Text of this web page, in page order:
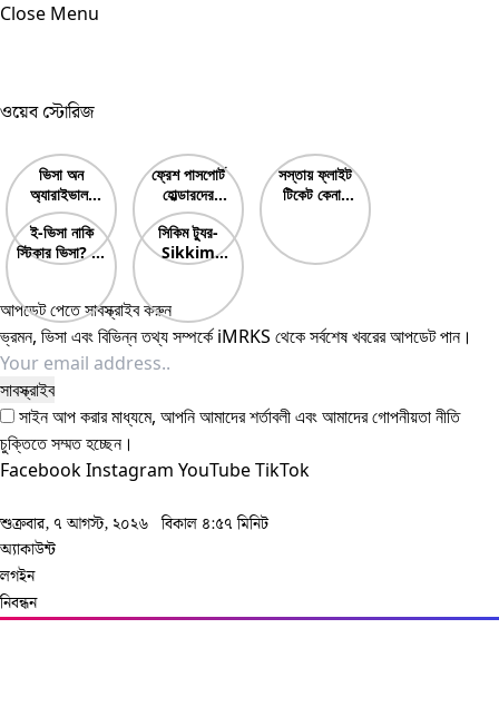
Close Menu
ওয়েব স্টোরিজ
ভিসা অন
অ্যারাইভাল-
Visa On
Arrival
ফ্রেশ পাসপোর্ট
হোল্ডারদের
করণীয়? What
should
fresh
do? নতুন
পাসপোর্টধারীদের
কি করা উচিত?
সস্তায় ফ্লাইট
টিকেট কেনার
cheap
ই-ভিসা নাকি
স্টিকার ভিসা? E-
Visa Vs
Sticker Visa
Which is
Best?
সিকিম ট্যুর-
Sikkim
Tour Guide
& Best Tour
Plan
আপডেট পেতে সাবস্ক্রাইব করুন
ভ্রমন, ভিসা এবং বিভিন্ন তথ্য সম্পর্কে iMRKS থেকে সর্বশেষ খবরের আপডেট পান।
সাইন আপ করার মাধ্যমে, আপনি আমাদের শর্তাবলী এবং আমাদেরগোপনীয়তা নীতি
চুক্তিতে সম্মত হচ্ছেন।
FacebookInstagram YouTubeTikTok
শুক্রবার, ৭ আগস্ট, ২০২৬ বিকাল ৪:৫৭ মিনিট
অ্যাকাউন্ট
লগইন
নিবন্ধন